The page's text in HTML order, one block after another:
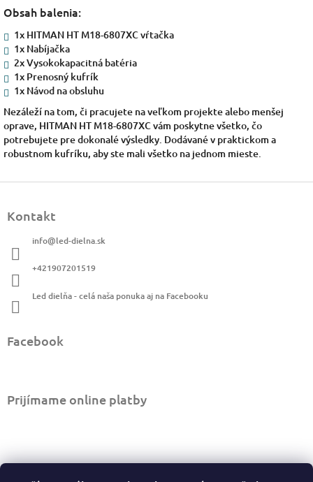
Obsah balenia:
1x HITMAN HT M18-6807XC vŕtačka
1x Nabíjačka
2x Vysokokapacitná batéria
1x Prenosný kufrík
1x Návod na obsluhu
Nezáleží na tom, či pracujete na veľkom projekte alebo menšej
oprave, HITMAN HT M18-6807XC vám poskytne všetko, čo
potrebujete pre dokonalé výsledky. Dodávané v praktickom a
robustnom kufríku, aby ste mali všetko na jednom mieste.
Kontakt
info@led-dielna.sk
+421907201519
Led dielňa - celá naša ponuka aj na Facebooku
Facebook
Prijímame online platby
Informácie pre vás